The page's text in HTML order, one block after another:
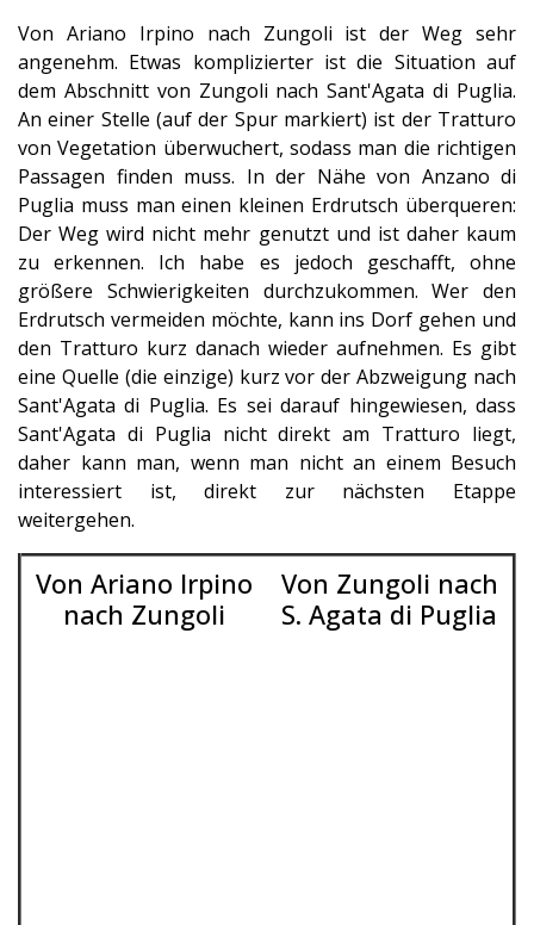
Von Ariano Irpino nach Zungoli ist der Weg sehr
angenehm. Etwas komplizierter ist die Situation auf
dem Abschnitt von Zungoli nach Sant'Agata di Puglia.
An einer Stelle (auf der Spur markiert) ist der Tratturo
von Vegetation überwuchert, sodass man die richtigen
Passagen finden muss. In der Nähe von Anzano di
Puglia muss man einen kleinen Erdrutsch überqueren:
Der Weg wird nicht mehr genutzt und ist daher kaum
zu erkennen. Ich habe es jedoch geschafft, ohne
größere Schwierigkeiten durchzukommen. Wer den
Erdrutsch vermeiden möchte, kann ins Dorf gehen und
den Tratturo kurz danach wieder aufnehmen. Es gibt
eine Quelle (die einzige) kurz vor der Abzweigung nach
Sant'Agata di Puglia. Es sei darauf hingewiesen, dass
Sant'Agata di Puglia nicht direkt am Tratturo liegt,
daher kann man, wenn man nicht an einem Besuch
interessiert ist, direkt zur nächsten Etappe
weitergehen.
Von Ariano Irpino
nach Zungoli
Von Zungoli nach
S. Agata di Puglia